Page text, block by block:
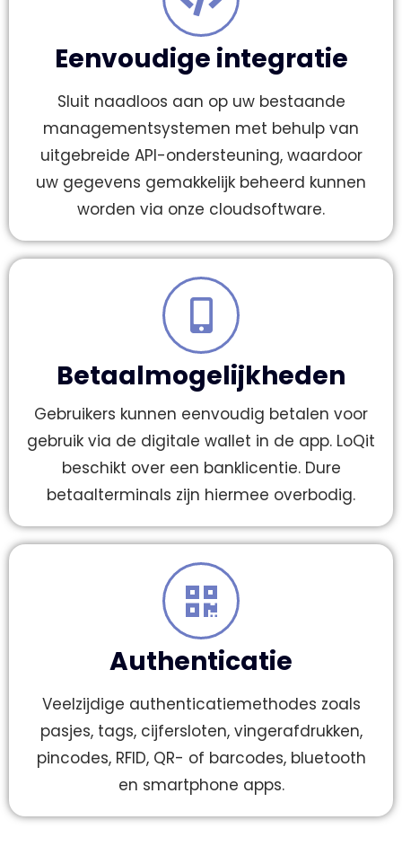
Eenvoudige integratie
Sluit naadloos aan op uw bestaande
managementsystemen met behulp van
uitgebreide API-ondersteuning, waardoor
uw gegevens gemakkelijk beheerd kunnen
worden via onze cloudsoftware.
Betaalmogelijkheden
Gebruikers kunnen eenvoudig betalen voor
gebruik via de digitale wallet in de app. LoQit
beschikt over een banklicentie. Dure
betaalterminals zijn hiermee overbodig.
Authenticatie
Veelzijdige authenticatiemethodes zoals
pasjes, tags, cijfersloten, vingerafdrukken,
pincodes, RFID, QR- of barcodes, bluetooth
en smartphone apps.